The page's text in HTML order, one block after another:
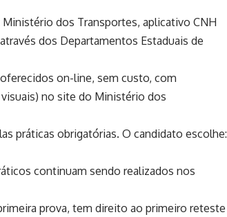
dos Transportes, aplicativo CNH
dos Departamentos Estaduais de
on-line, sem custo, com
no site do Ministério dos
práticas obrigatórias. O candidato escolhe:
continuam sendo realizados nos
prova, tem direito ao primeiro reteste